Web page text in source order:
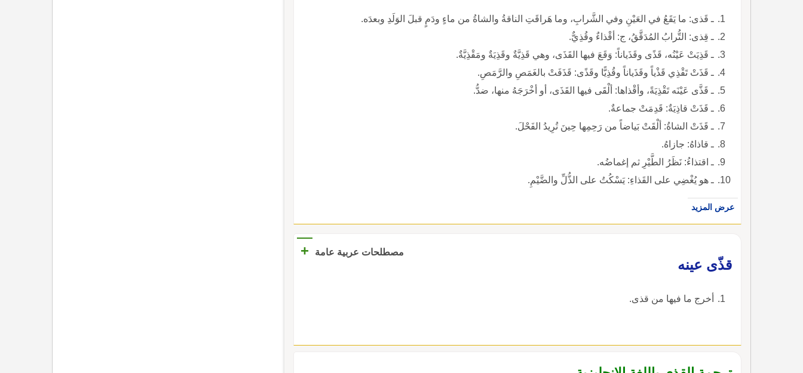
ـ قَذى: ما يَقَعُ في العَيْنِ وفي الشَّرابِ، وما هَراقَتِ الناقةُ والشاةُ من ماءٍ ودَمٍ قبلَ الوَلَدِ وبعدَه.
ـ قِذى: التُّرابُ المُدَقَّقُ، ج: أقْذاءٌ وقُذِيٌّ.
ـ قَذِيَتْ عَيْنُه، قَذًى وقَذَياناً: وَقَعَ فيها القَذَى، وهي قَذِيَّةٌ وقَذِيَةٌ ومَقْذِيَّةٌ.
ـ قَذَتْ تَقْذِي قَذْياً وقَذَياناً وقُذِيًّا وقَذًى: قَذَفَتْ بالغَمَصِ والرَّمَصِ.
ـ قَذَّى عَيْنَه تَقْذِيَةً، وأقْذاها: ألْقَى فيها القَذَى، أو أخْرَجَهُ منها، ضدُّ.
ـ قَذَتْ قاذِيَةٌ: قَدِمَتْ جماعةٌ.
ـ قَذَتْ الشاةُ: ألْقَتْ بَياضاً من رَحِمِها حِينَ تُرِيدُ الفَحْلَ.
ـ قاذاهُ: جازاهُ.
ـ اقتذاءُ: نَظَرُ الطَّيْرِ ثم إغماضُه.
ـ هو يُغْضِي على القَذاءِ: يَسْكُتُ على الذُّلِّ والضَّيْمِ.
عرض المزيد
مصطلحات عربية عامة
+
قذّى عينه
أخرج ما فيها من قذى.